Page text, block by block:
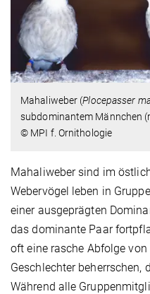
Mahaliweber (Plocepasser
subdominantem Männchen
© MPI f. Ornithologie
Mahaliweber sind im
Webervögel leben in
einer ausgeprägten
das dominante Paar
oft eine rasche Abfolge
Geschlechter beherrschen,
Während alle